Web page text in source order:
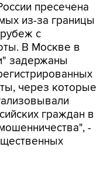
пресечена
из-за границы
с
В Москве в
задержаны
через которые
граждан в
-